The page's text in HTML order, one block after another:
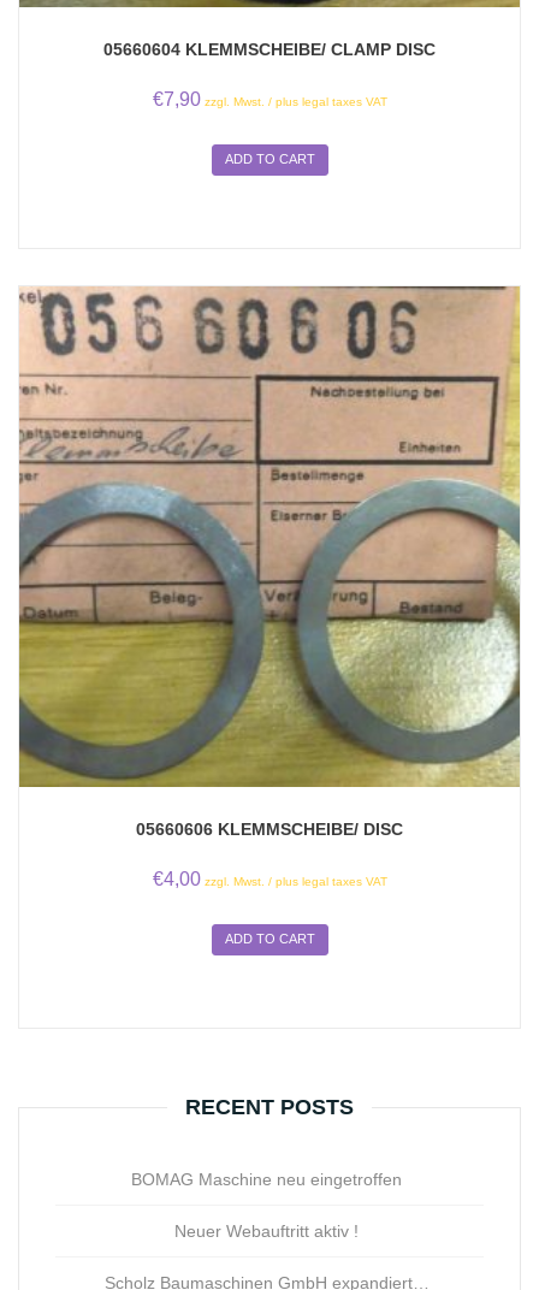
05660604 KLEMMSCHEIBE/ CLAMP DISC
€7,90 zzgl. Mwst. / plus legal taxes VAT
ADD TO CART
05660606 KLEMMSCHEIBE/ DISC
€4,00 zzgl. Mwst. / plus legal taxes VAT
ADD TO CART
RECENT POSTS
BOMAG Maschine neu eingetroffen
Neuer Webauftritt aktiv !
Scholz Baumaschinen GmbH expandiert…